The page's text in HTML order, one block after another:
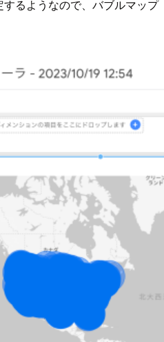
るようなので、バブルマップ